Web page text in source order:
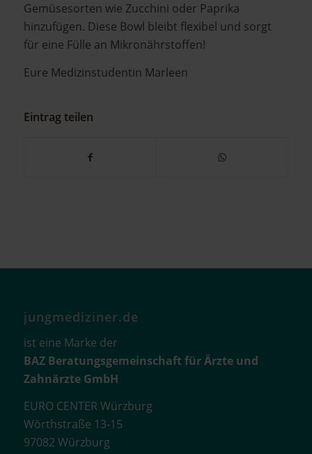
Gemüsesorten wie Zucchini oder Paprika
hinzufügen. Diese Bowl bleibt flexibel und sorgt
für eine Fülle an Mikronährstoffen!
Eure Medizinstudentin Marleen
Eintrag teilen
jungmediziner.de
ist eine Marke der
BAZ Beratungsgemeinschaft für Ärzte und
Zahnärzte GmbH
EURO CENTER Würzburg
Wörthstraße 13-15
97082 Würzburg